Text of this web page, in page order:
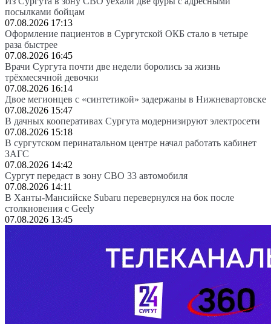
посылками бойцам
07.08.2026 17:13
Оформление пациентов в Сургутской ОКБ стало в четыре
раза быстрее
07.08.2026 16:45
Врачи Сургута почти две недели боролись за жизнь
трёхмесячной девочки
07.08.2026 16:14
Двое мегионцев с «синтетикой» задержаны в Нижневартовске
07.08.2026 15:47
В дачных кооперативах Сургута модернизируют электросети
07.08.2026 15:18
В сургутском перинатальном центре начал работать кабинет
ЗАГС
07.08.2026 14:42
Сургут передаст в зону СВО 33 автомобиля
07.08.2026 14:11
В Ханты-Мансийске Subaru перевернулся на бок после
столкновения с Geely
07.08.2026 13:45